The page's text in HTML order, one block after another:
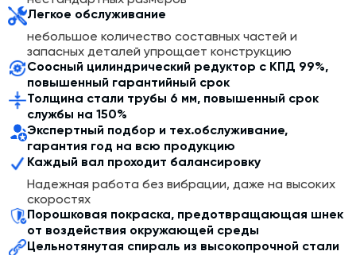
цемента на производственные линии, позволяет
сократить время производства и повысить
эффективность процесса смешивания и изготовления
строительных материалов.
Принцип работы шнековых транспортеров основано
на осевой движущей силе. Винт шнека вращается в
закрытом неподвижном желобе с помощью
электродвигателя с редуктором и двух муфт. Его
поддерживают подвесные опоры: концевые и
промежуточные. Корпус (желоб) состоит из секций. Её
толщина варьируется от 4 мм до 6 мм в зависимости от
типа и назначения конструкции. Для герметизации все
секции соединяются между собой фланцами на
болтах и прокладках.
Легкое обслуживание
небольшое количество составных частей и
запасных деталей упрощает конструкцию
Соосный цилиндрический редуктор с КПД 99%,
повышенный гарантийный срок
Толщина стали трубы 6 мм, повышенный срок
службы на 150%
Экспертный подбор и тех.обслуживание,
гарантия год на всю продукцию
Каждый вал проходит балансировку
Надежная работа без вибрации, даже на высоких
скоростях
Порошковая покраска, предотвращающая шнек
от воздействия окружающей среды
Цельнотянутая спираль из высокопрочной стали